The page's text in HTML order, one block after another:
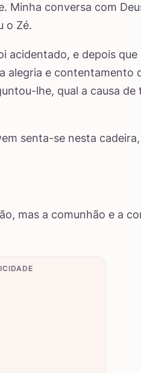
Minha conversa com
o Zé.
acidentado, e depois que
alegria e contentamento
lhe, qual a causa de
senta-se nesta
mas a comunhão e a